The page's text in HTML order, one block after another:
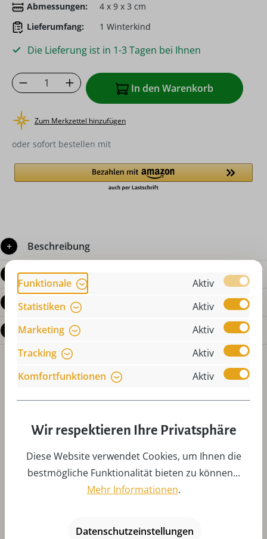
Abmessungen:
4 x 9 x 3 cm
Lieferumfang:
1 Winterkind
Die Lieferung ist in 1-3 Tagen bei Ihnen
Produkt Anzahl: Gib den gewünschten
In den Warenkorb
Zum Merkzettel hinzufügen
oder sofort bestellen mit
Beschreibung
Produktdetails
Bewertungen
Fragen zum Produkt
Zubehör
Funktionale
Aktiv
Statistiken
Aktiv
Marketing
Aktiv
Tracking
Aktiv
Komfortfunktionen
Aktiv
Wir respektieren Ihre Privatsphäre
Diese Website verwendet Cookies, um Ihnen die
bestmögliche Funktionalität bieten zu können...
Mehr Informationen.
Datenschutzeinstellungen